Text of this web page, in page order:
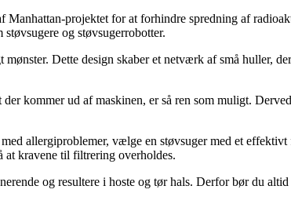
projektet for at forhindre spredning af
og støvsugerrobotter.
Dette design skaber et netværk af små huller,
kommer ud af maskinen, er så ren som muligt.
allergiproblemer, vælge en støvsuger med et
at kravene til filtrering overholdes.
og resultere i hoste og tør hals. Derfor bør du